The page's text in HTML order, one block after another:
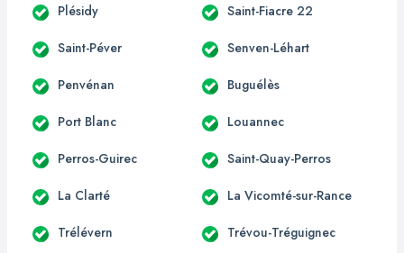
Plésidy Saint-Fiacre 22
Saint-Péver Senven-Léhart
Penvénan Buguélès
Port Blanc Louannec
Perros-Guirec Saint-Quay-Perros
La Clarté La Vicomté-sur-Rance
Trélévern Trévou-Tréguignec